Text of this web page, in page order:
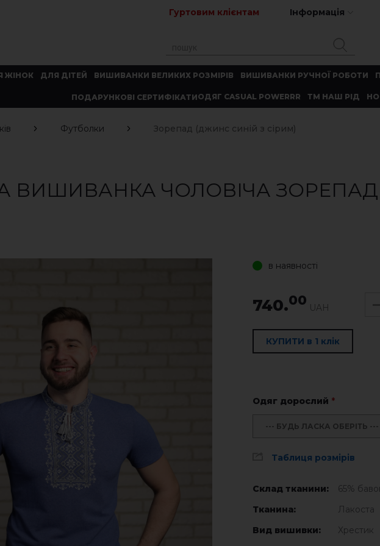
Гуртовим клієнтам Інформація
ЖІНОК ДЛЯ ДІТЕЙ ВИШИВАНКИ ВЕЛИКИХ РОЗМІРІВ ВИШИВАНКИ РУЧНОЇ РОБОТИ
ПОДАРУНКОВІ СЕРТИФІКАТИОДЯГ CASUAL POWERRR ТМ НАШ РІД
Футболки Зорепад (джинс синій з сірим)
ВИШИВАНКА ЧОЛОВІЧА
в наявності
740.00 UAH
КУПИТИ в 1 клік
Одяг дорослий *
--- БУДЬ ЛАСКА ОБЕРІТЬ ---
Таблиця розмірів
Склад тканини:
65%
Тканина:
Лакоста
Вид вишивки:
Хрестик